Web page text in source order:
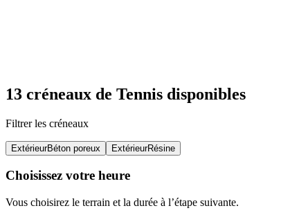
13 créneaux de Tennis disponibles
Filtrer les créneaux
ExtérieurBéton poreux ExtérieurRésine
Choisissez votre heure
Vous choisirez le terrain et la durée à l’étape suivante.